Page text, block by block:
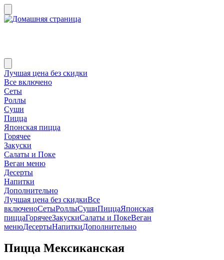
Лучшая цена без скидки
Все включено
Сеты
Роллы
Суши
Пицца
Японская пицца
Горячее
Закуски
Салаты и Поке
Веган меню
Десерты
Напитки
Дополнительно
Лучшая цена без скидкиВсе
включеноСетыРоллыСушиПиццаЯпонская
пиццаГорячееЗакускиСалаты и ПокеВеган
менюДесертыНапиткиДополнительно
Пицца Мексиканская